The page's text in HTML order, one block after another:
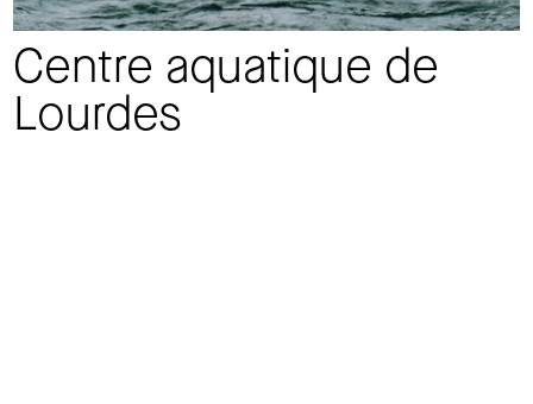
Centre aquatique de
Lourdes